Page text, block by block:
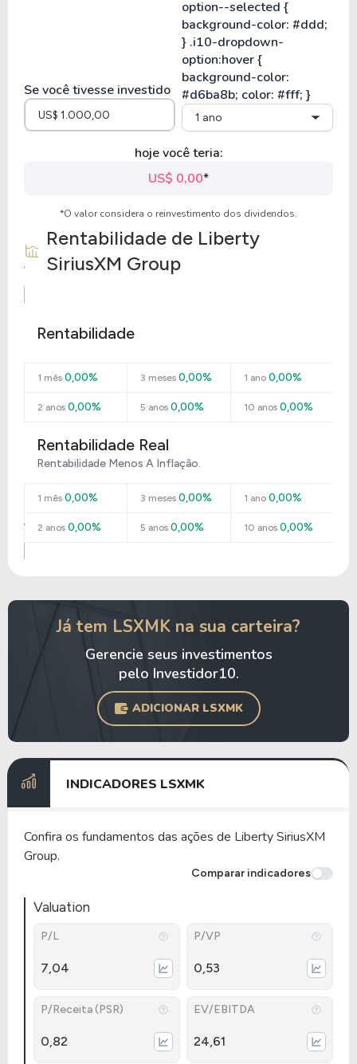
Se você tivesse investido
1 ano
hoje você teria:
US$ 0,00*
*O valor considera o reinvestimento dos dividendos.
Rentabilidade de Liberty
SiriusXM Group
Rentabilidade
1 mês 0,00% 3 meses 0,00% 1 ano0,00%
2 anos 0,00% 5 anos 0,00% 10 anos0,00%
Rentabilidade Real
Rentabilidade Menos A Inflação.
1 mês 0,00% 3 meses 0,00% 1 ano0,00%
2 anos 0,00% 5 anos 0,00% 10 anos0,00%
Já tem LSXMK na sua carteira?
Gerencie seus investimentos
pelo Investidor10.
ADICIONAR LSXMK
INDICADORES LSXMK
Confira os fundamentos das ações de Liberty SiriusXM
Group.
Comparar indicadores
Valuation
P/L
7,04
P/VP
0,53
P/Receita (PSR)
0,82
EV/EBITDA
24,61